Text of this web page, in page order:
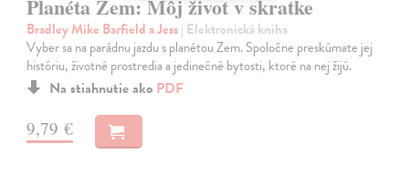
Planéta Zem: Môj život v skratke
Bradley Mike Barfield a Jess| Elektronická kniha
Vyber sa na parádnu jazdu s planétou Zem. Spoločne preskúmate jej
históriu, životné prostredia a jedinečné bytosti, ktoré na nej žijú.
Na stiahnutie ako PDF
9,79 €